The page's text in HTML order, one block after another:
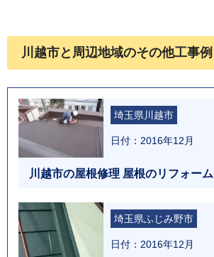
川越市と周辺地域のその他工事例
埼玉県川越市
日付：2016年12月
川越市の屋根修理 屋根のリフォーム
埼玉県ふじみ野市
日付：2016年12月